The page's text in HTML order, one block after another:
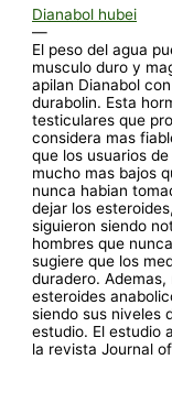
Dianabol hubei
—
El peso del agua
musculo duro y
apilan Dianabol
durabolin. Esta
testiculares que
considera mas
que los usuarios
mucho mas bajos
nunca habian
dejar los
siguieron siendo
hombres que
sugiere que los
duradero.
esteroides
siendo sus niveles
estudio. El estudio
la revista Journal